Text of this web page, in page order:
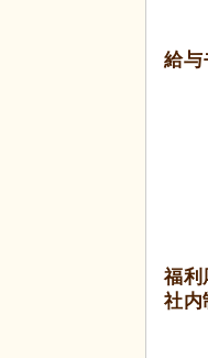
給与
福利
社内